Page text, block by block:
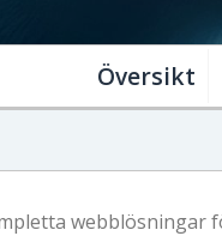
Översikt
webblösningar